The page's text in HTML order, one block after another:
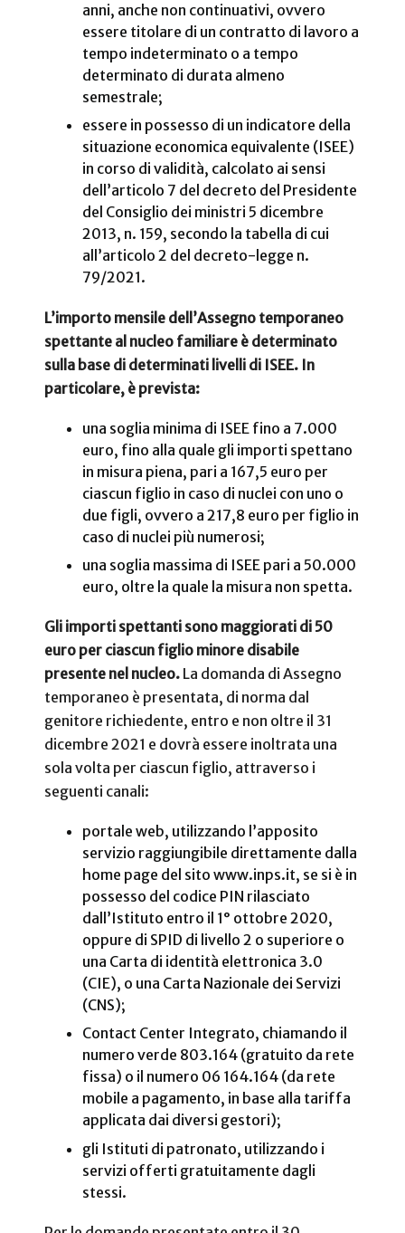
anni, anche non continuativi, ovvero
essere titolare di un contratto di lavoro a
tempo indeterminato o a tempo
determinato di durata almeno
semestrale;
essere in possesso di un indicatore della
situazione economica equivalente (ISEE)
in corso di validità, calcolato ai sensi
dell’articolo 7 del decreto del Presidente
del Consiglio dei ministri 5 dicembre
2013, n. 159, secondo la tabella di cui
all’articolo 2 del decreto-legge n.
79/2021.
L’importo mensile dell’Assegno temporaneo
spettante al nucleo familiare è determinato
sulla base di determinati livelli di ISEE. In
particolare, è prevista:
una soglia minima di ISEE fino a 7.000
euro, fino alla quale gli importi spettano
in misura piena, pari a 167,5 euro per
ciascun figlio in caso di nuclei con uno o
due figli, ovvero a 217,8 euro per figlio in
caso di nuclei più numerosi;
una soglia massima di ISEE pari a 50.000
euro, oltre la quale la misura non spetta.
Gli importi spettanti sono maggiorati di 50
euro per ciascun figlio minore disabile
presente nel nucleo. La domanda di Assegno
temporaneo è presentata, di norma dal
genitore richiedente, entro e non oltre il 31
dicembre 2021 e dovrà essere inoltrata una
sola volta per ciascun figlio, attraverso i
seguenti canali:
portale web, utilizzando l’apposito
servizio raggiungibile direttamente dalla
home page del sito www.inps.it, se si è in
possesso del codice PIN rilasciato
dall’Istituto entro il 1° ottobre 2020,
oppure di SPID di livello 2 o superiore o
una Carta di identità elettronica 3.0
(CIE), o una Carta Nazionale dei Servizi
(CNS);
Contact Center Integrato, chiamando il
numero verde 803.164 (gratuito da rete
fissa) o il numero 06 164.164 (da rete
mobile a pagamento, in base alla tariffa
applicata dai diversi gestori);
gli Istituti di patronato, utilizzando i
servizi offerti gratuitamente dagli
stessi.